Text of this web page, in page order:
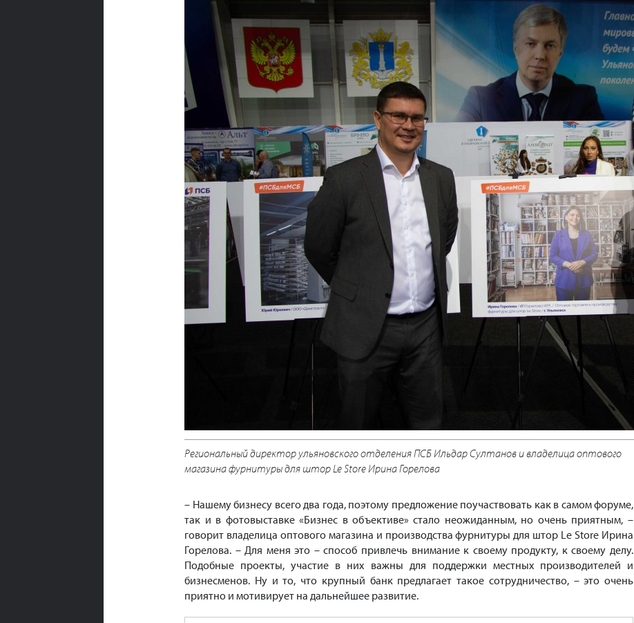
Региональный директор ульяновского отделения ПСБ Ильдар Султанов и владелица оптового
магазина фурнитуры для штор Le Store Ирина Горелова
– Нашему бизнесу всего два года, поэтому предложение поучаствовать как в самом форуме,
так и в фотовыставке «Бизнес в объективе» стало неожиданным, но очень приятным, –
говорит владелица оптового магазина и производства фурнитуры для штор Le Store Ирина
Горелова. – Для меня это – способ привлечь внимание к своему продукту, к своему делу.
Подобные проекты, участие в них важны для поддержки местных производителей и
бизнесменов. Ну и то, что крупный банк предлагает такое сотрудничество, – это очень
приятно и мотивирует на дальнейшее развитие.